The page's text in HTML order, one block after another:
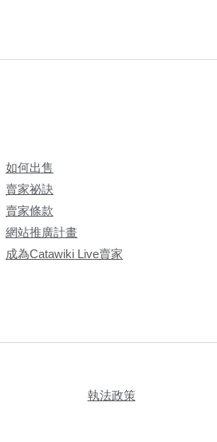
如何出售
賣家祕訣
賣家條款
網站推廣計畫
成為Catawiki Live賣家
執法政策